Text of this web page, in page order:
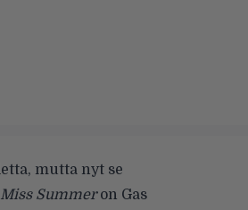
mutta nyt se
Miss Summeron Gas